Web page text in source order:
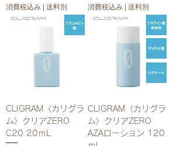
消費税込み | 送料別 消費税込み | 送料別
CLIGRAM〈カリグラ
ム〉クリアZERO
C20 20ｍL
CLIGRAM〈カリグラ
ム〉クリアZERO
AZAローション 120